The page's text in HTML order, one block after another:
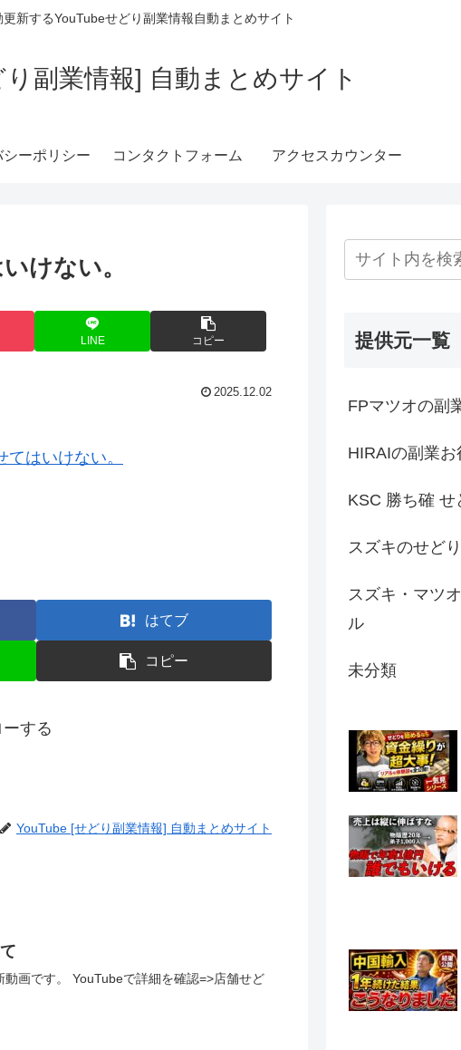
新するYouTubeせどり副業情報自動まとめサイト
副業情報] 自動まとめサイト
シーポリシー コンタクトフォーム アクセスカウンター
けない。
LINE コピー
2025.12.02
はいけない。
はてブ
コピー
する
YouTube [せどり副業情報] 自動まとめサイト
画です。 YouTubeで詳細を確認=>店舗せど
提供元一覧
FPマツオの副
HIRAIの副業
KSC 勝ち確 せ
スズキのせど
スズキ・マツ
ル
未分類